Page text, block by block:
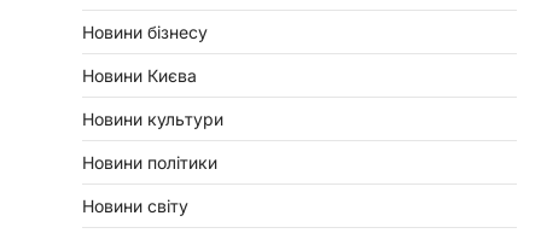
Новини бізнесу
Новини Києва
Новини культури
Новини політики
Новини світу